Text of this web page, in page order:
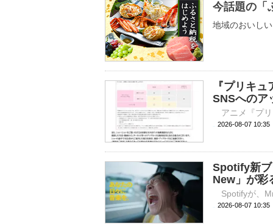
今話題の「
地域のおいし
『プリキ
SNSへのア
2026-08-07
Spotify新
New」が彩
2026-08-07